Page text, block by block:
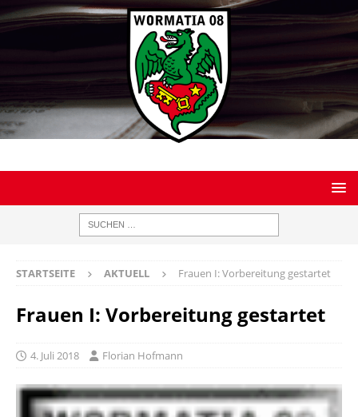
STARTSEITE AKTUELL Frauen I: Vorbereitung gestartet
Frauen I: Vorbereitung gestartet
4. Juli 2018 Florian Hofmann